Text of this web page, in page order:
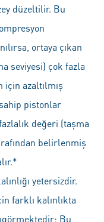
düzeltilir. Bu
ortaya çıkan
seviyesi) çok fazla
azaltılmış
pistonlar
değeri (taşma
belirlenmiş
yetersizdir.
farklı kalınlıkta
Bu